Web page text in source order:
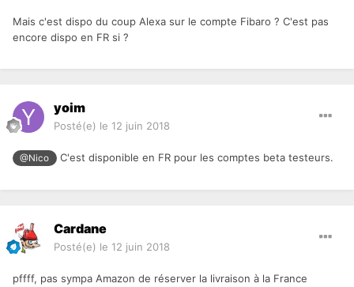
Mais c'est dispo du coup Alexa sur le compte Fibaro ? C'est pas
encore dispo en FR si ?
yoim
Posté(e) le 12 juin 2018
@Nico C'est disponible en FR pour les comptes beta testeurs.
Cardane
Posté(e) le 12 juin 2018
pffff, pas sympa Amazon de réserver la livraison à la France